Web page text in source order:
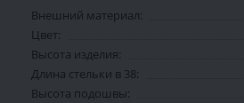
Внешний материал:
Цвет:
Высота изделия:
Длина стельки в 38:
Высота подошвы: